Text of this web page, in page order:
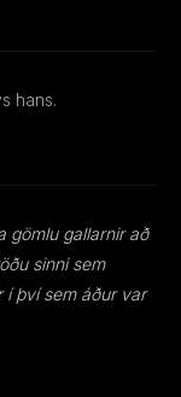
hans.
gömlu gallarnir að
sinni sem
í því sem áður var